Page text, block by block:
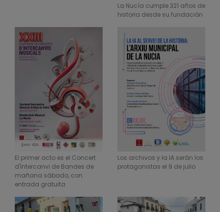
La Nucía cumple 321 años de
historia desde su fundación
El primer acto es el Concert
d'Intercanvi de Bandes de
mañana sábado, con
entrada gratuita
Los archivos y la IA serán los
protagonistas el 9 de julio